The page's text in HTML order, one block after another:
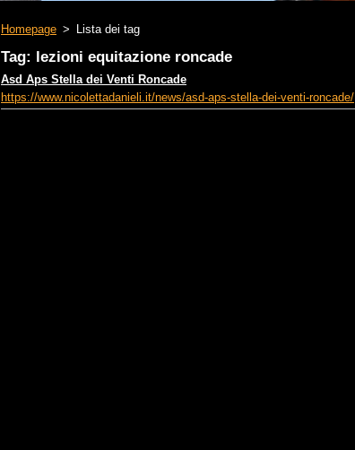
Homepage > Lista dei tag
Tag: lezioni equitazione roncade
Asd Aps Stella dei Venti Roncade
https://www.nicolettadanieli.it/news/asd-aps-stella-dei-venti-roncade/